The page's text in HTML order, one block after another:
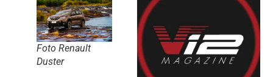
Foto Renault
Duster